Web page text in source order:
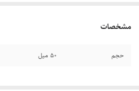
مشخصات
حجم 50 میل